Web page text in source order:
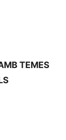
TEMES